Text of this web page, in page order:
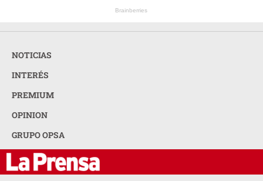
Brainberries
NOTICIAS
INTERÉS
PREMIUM
OPINION
GRUPO OPSA